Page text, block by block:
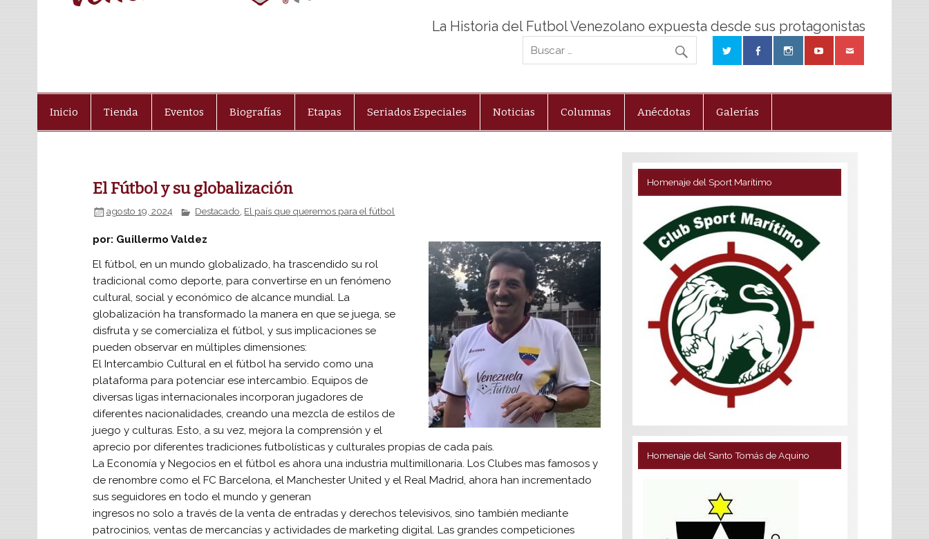
La Historia del Futbol Venezolano expuesta desde sus protagonistas
Inicio Tienda Eventos Biografías Etapas Seriados Especiales Noticias Columnas Anécdotas Galerías
El Fútbol y su globalización
agosto 19, 2024 Destacado, El país que queremos para el fútbol
por: Guillermo Valdez
El fútbol, en un mundo globalizado, ha trascendido su rol
tradicional como deporte, para convertirse en un fenómeno
cultural, social y económico de alcance mundial. La
globalización ha transformado la manera en que se juega, se
disfruta y se comercializa el fútbol, y sus implicaciones se
pueden observar en múltiples dimensiones:
El Intercambio Cultural en el fútbol ha servido como una
plataforma para potenciar ese intercambio. Equipos de
diversas ligas internacionales incorporan jugadores de
diferentes nacionalidades, creando una mezcla de estilos de
juego y culturas. Esto, a su vez, mejora la comprensión y el
aprecio por diferentes tradiciones futbolísticas y culturales propias de cada país.
La Economía y Negocios en el fútbol es ahora una industria multimillonaria. Los Clubes mas famosos y
de renombre como el FC Barcelona, el Manchester United y el Real Madrid, ahora han incrementado
sus seguidores en todo el mundo y generan
ingresos no solo a través de la venta de entradas y derechos televisivos, sino también mediante
patrocinios, ventas de mercancías y actividades de marketing digital. Las grandes competiciones
Homenaje del Sport Marítimo
Homenaje del Santo Tomás de Aquino